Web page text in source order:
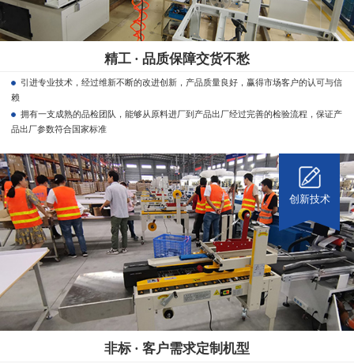
精工 · 品质保障交货不愁
引进专业技术，经过维新不断的改进创新，产品质量良好，赢得市场客户的认可与信
赖
拥有一支成熟的品检团队，能够从原料进厂到产品出厂经过完善的检验流程，保证产
品出厂参数符合国家标准
创新技术
非标 · 客户需求定制机型